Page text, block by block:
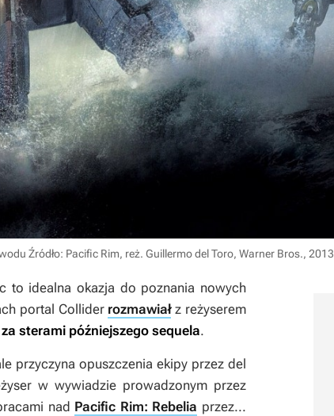
Źródło: Pacific Rim, reż. Guillermo del Toro, Warner Bros., 2013
to idealna okazja do poznania nowych
portal Collider rozmawiałz reżyserem
sterami późniejszego sequela.
przyczyna opuszczenia ekipy przez del
w wywiadzie prowadzonym przez
nad Pacific Rim: Rebelia przez...